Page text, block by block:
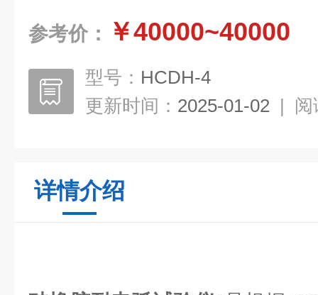
参考价： ￥40000~40000
型号： HCDH-4
更新时间： 2025-01-02 | 阅
详情介绍